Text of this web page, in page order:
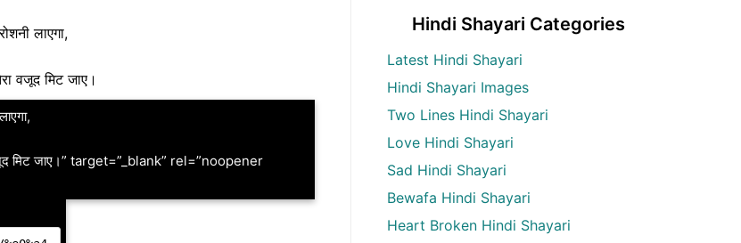
लाएगा,
वजूद मिट जाए।
मिट जाए।” target=”_blank” rel=”noopener
Hindi Shayari Categories
Latest Hindi Shayari
Hindi Shayari Images
Two Lines Hindi Shayari
Love Hindi Shayari
Sad Hindi Shayari
Bewafa Hindi Shayari
Heart Broken Hindi Shayari